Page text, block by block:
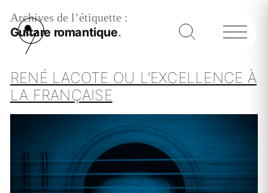
Archives de l’étiquette :
Guitare romantique
RENÉ LACOTE OU L’EXCELLENCE À
LA FRANÇAISE